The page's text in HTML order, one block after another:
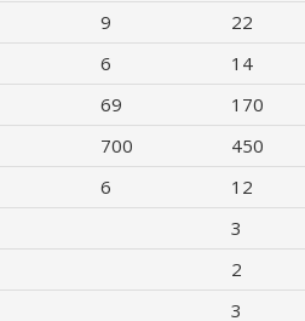
9 22
6 14
69 170
700 450
6 12
3
2
3